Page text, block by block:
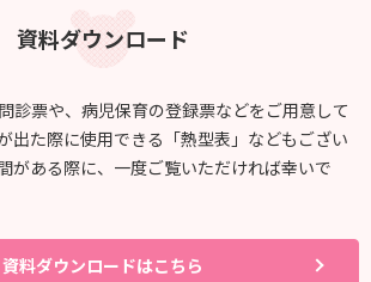
資料ダウンロード
診票や、病児保育の登録票などをご用意して
出た際に使用できる「熱型表」などもござい
がある際に、一度ご覧いただければ幸いで
資料ダウンロードはこちら